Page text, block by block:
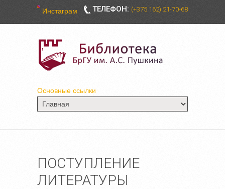
ТЕЛЕФОН: (+375 162) 21-70-68
Инстаграм
Основные ссылки
ПОСТУПЛЕНИЕ
ЛИТЕРАТУРЫ